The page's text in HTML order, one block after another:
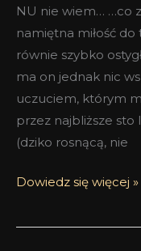
NU nie wiem… …co
namiętna miłość
równie szybko
ma on jednak nic
uczuciem, którym
przez najbliższe sto
(dziko rosnącą, nie
NU
edp
Dowiedz się więcej »